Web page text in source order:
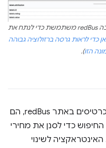
צילום מסך של מערכת הרישום ביומן שבה redBus משתמשת כדי לנתח את
כדי לראות גרסה ברזולוציה גבוהה
הזו).
כשמשתמשים מחפשים מחירי כרטיסים באתר redBus, הם
כדי לסנן את מחירי
לשינוי